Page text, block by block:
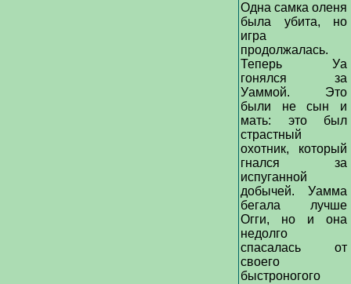
Одна самка оленя
была убита, но
игра
продолжалась.
Теперь Уа
гонялся за
Уаммой. Это
были не сын и
мать: это был
страстный
охотник, который
гнался за
испуганной
добычей. Уамма
бегала лучше
Огги, но и она
недолго
спасалась от
своего
быстроногого